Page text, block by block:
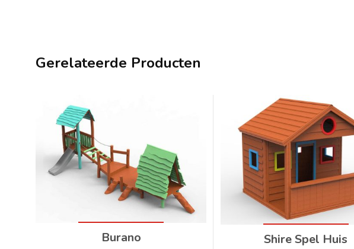
Gerelateerde Producten
Burano Shire Spel Huis